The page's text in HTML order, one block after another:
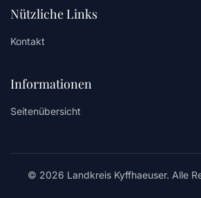
Nützliche Links
Kontakt
Informationen
Seitenübersicht
© 2026 Landkreis Kyffhaeuser. Alle